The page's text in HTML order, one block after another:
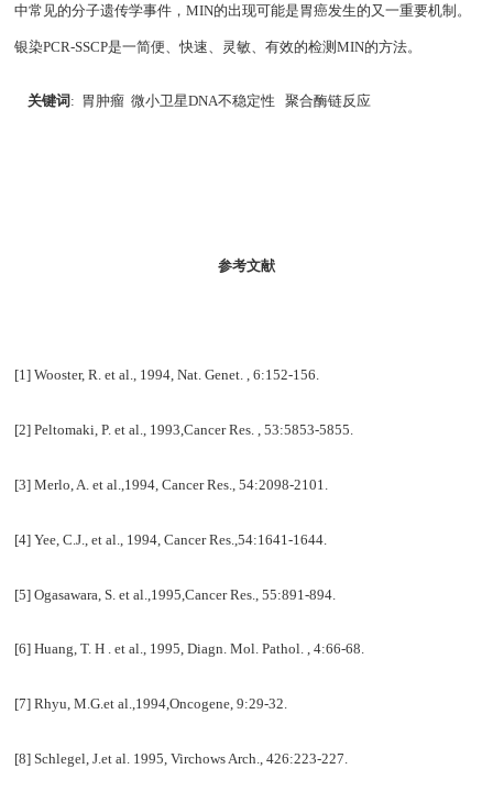
中常见的分子遗传学事件，MIN的出现可能是胃癌发生的又一重要机制。
银染PCR-SSCP是一简便、快速、灵敏、有效的检测MIN的方法。
关键词 : 胃肿瘤 微小卫星DNA不稳定性 聚合酶链反应
参考文献
[1] Wooster, R. et al., 1994, Nat.Genet. , 6:152-156.
[2] Peltomaki, P. et al., 1993,Cancer Res. , 53:5853-5855.
[3]Merlo, A. et al.,1994, Cancer Res., 54:2098-2101.
[4] Yee, C.J., et al., 1994, Cancer Res.,54:1641-1644.
[5] Ogasawara, S. et al.,1995,Cancer Res., 55:891-894.
[6] Huang, T. H . et al., 1995, Diagn.Mol. Pathol. , 4:66-68.
[7] Rhyu, M.G.et al.,1994,Oncogene, 9:29-32.
[8] Schlegel, J.et al. 1995, Virchows Arch., 426:223-227.